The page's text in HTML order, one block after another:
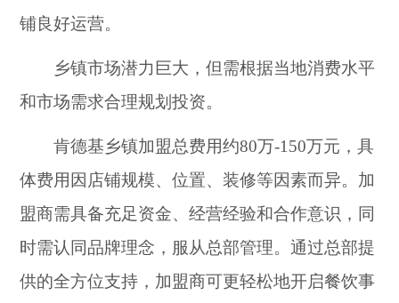
铺良好运营。
乡镇市场潜力巨大，但需根据当地消费水平
和市场需求合理规划投资。
肯德基乡镇加盟总费用约80万-150万元，具
体费用因店铺规模、位置、装修等因素而异。加
盟商需具备充足资金、经营经验和合作意识，同
时需认同品牌理念，服从总部管理。通过总部提
供的全方位支持，加盟商可更轻松地开启餐饮事